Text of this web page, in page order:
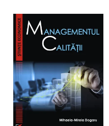
ULTIMELE EXEMPLARE